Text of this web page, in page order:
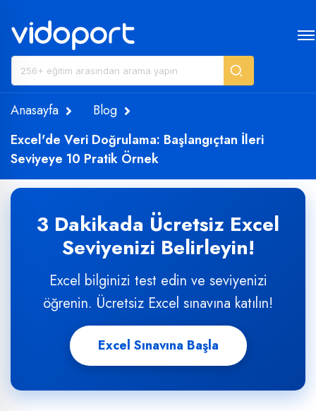
Anasayfa
Blog
Excel'de Veri Doğrulama: Başlangıçtan İleri
Seviyeye 10 Pratik Örnek
3 Dakikada Ücretsiz Excel
Seviyenizi Belirleyin!
Excel bilginizi test edin ve seviyenizi
öğrenin. Ücretsiz Excel sınavına katılın!
Excel Sınavına Başla